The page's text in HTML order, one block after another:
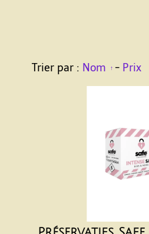
Trier par : Nom - Prix